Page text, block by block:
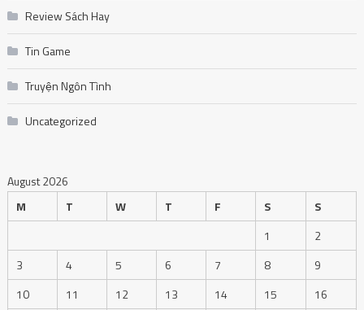
Review Sách Hay
Tin Game
Truyện Ngôn Tình
Uncategorized
August 2026
M
T W T F S
S
1
2
3
4 5 6 7 8
9
10
11 12 13 14 15
16